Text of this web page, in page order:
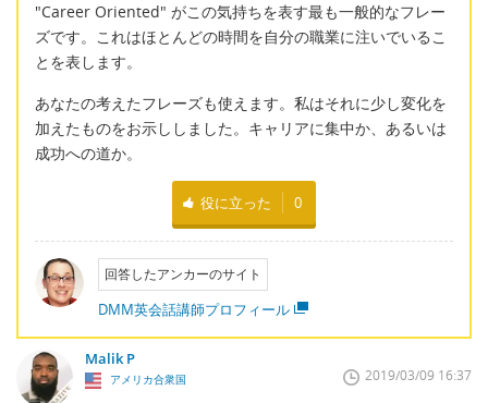
"Career Oriented" がこの気持ちを表す最も一般的なフレー
ズです。これはほとんどの時間を自分の職業に注いでいるこ
とを表します。
あなたの考えたフレーズも使えます。私はそれに少し変化を
加えたものをお示ししました。キャリアに集中か、あるいは
成功への道か。
役に立った 0
回答したアンカーのサイト
DMM英会話講師プロフィール
Malik P
アメリカ合衆国 2019/03/09 16:37